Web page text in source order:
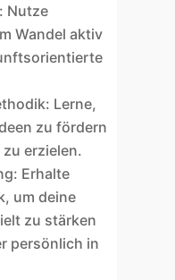
Nutze
Wandel aktiv
Lerne,
zu fördern
erzielen.
Erhalte
um deine
zu stärken
persönlich in